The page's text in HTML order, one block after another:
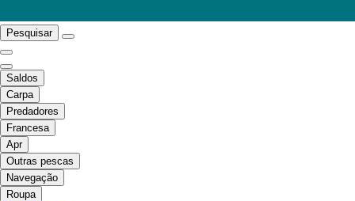
Pesquisar
Saldos
Carpa
Predadores
Francesa
Apr
Outras pescas
Navegação
Roupa